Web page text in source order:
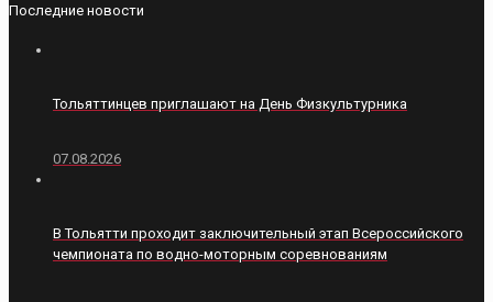
Последние новости
Тольяттинцев приглашают на День Физкультурника
07.08.2026
В Тольятти проходит заключительный этап Всероссийского
чемпионата по водно-моторным соревнованиям